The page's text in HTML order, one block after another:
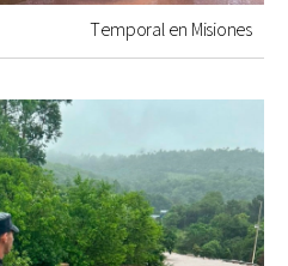
Temporal en Misiones